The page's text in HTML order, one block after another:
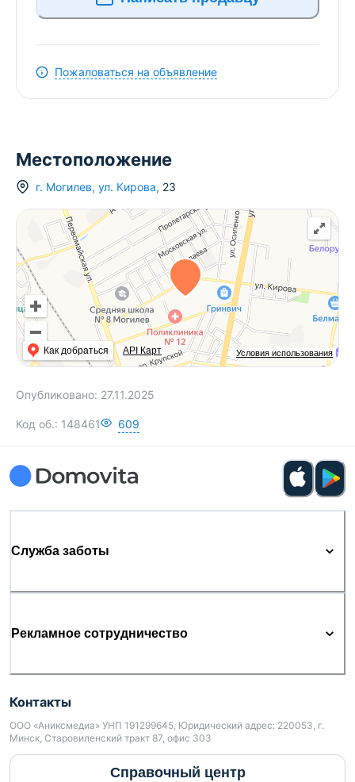
Пожаловаться на объявление
Местоположение
г. Могилев, ул. Кирова, 23
Условия использования
Как добраться API Карт
Опубликовано: 27.11.2025
Код об.: 148461 609
Служба заботы
Рекламное сотрудничество
Контакты
ООО «Аниксмедиа» УНП 191299645, Юридический адрес: 220053, г.
Минск, Старовиленский тракт 87, офис 303
Справочный центр